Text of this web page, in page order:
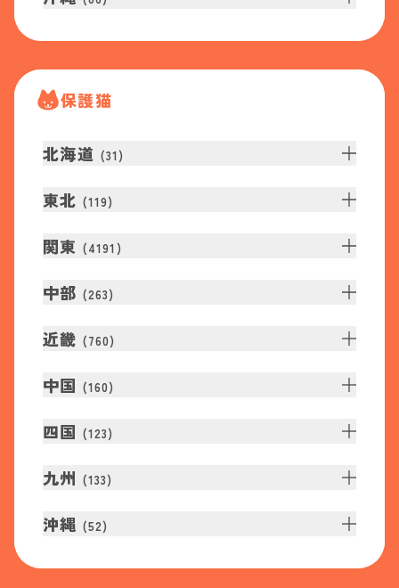
保護猫
北海道 (31 )
東北 (119)
関東 (4191 )
中部 (263)
近畿 (760)
中国 (160)
四国 (123)
九州 (133)
沖縄 (52)